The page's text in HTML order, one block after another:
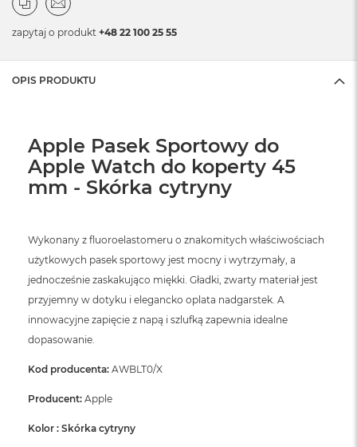
zapytaj o produkt +48 22 100 25 55
OPIS PRODUKTU
Apple Pasek Sportowy do
Apple Watch do koperty 45
mm - Skórka cytryny
Wykonany z fluoroelastomeru o znakomitych właściwościach
użytkowych pasek sportowy jest mocny i wytrzymały, a
jednocześnie zaskakująco miękki. Gładki, zwarty materiał jest
przyjemny w dotyku i elegancko oplata nadgarstek. A
innowacyjne zapięcie z napą i szlufką zapewnia idealne
dopasowanie.
Kod producenta: AWBLT0/X
Producent: Apple
Kolor : Skórka cytryny